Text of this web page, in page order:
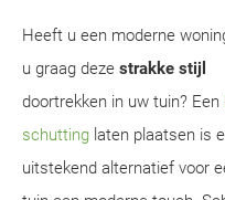
Heeft u een moderne
u graag deze strakke stijl
doortrekken in uw tuin? Een
schutting laten plaatsen is
uitstekend alternatief voor